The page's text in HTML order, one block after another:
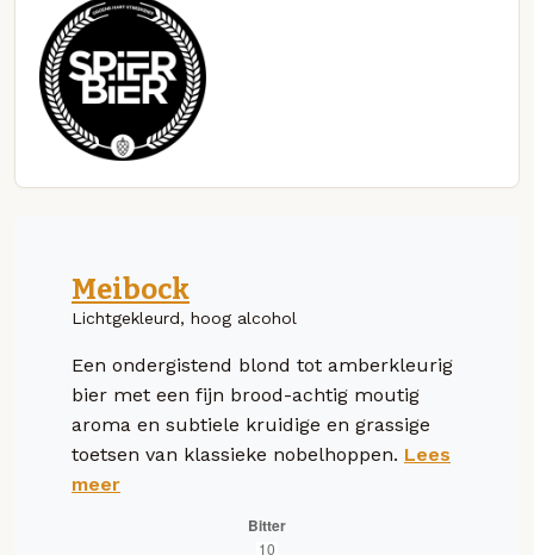
Meibock
Lichtgekleurd, hoog alcohol
Een ondergistend blond tot amberkleurig
bier met een fijn brood-achtig moutig
aroma en subtiele kruidige en grassige
toetsen van klassieke nobelhoppen. Lees
meer